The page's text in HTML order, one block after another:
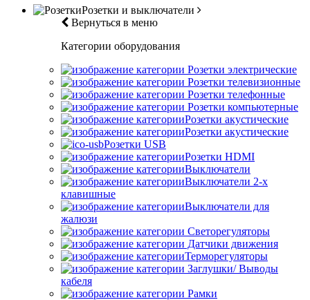
Розетки и выключатели
Вернуться в меню
Категории оборудования
Розетки электрические
Розетки телевизионные
Розетки телефонные
Розетки компьютерные
Розетки акустические
Розетки акустические
Розетки USB
Розетки HDMI
Выключатели
Выключатели 2-х
клавишные
Выключатели для
жалюзи
Светорегуляторы
Датчики движения
Терморегуляторы
Заглушки/ Выводы
кабеля
Рамки